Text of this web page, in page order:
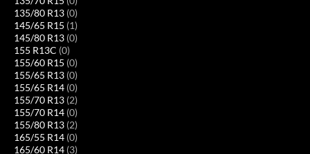
135/80 R13 (0)
145/65 R15 (1)
145/80 R13 (0)
155 R13C (0)
155/60 R15 (0)
155/65 R13 (0)
155/65 R14 (0)
155/70 R13 (2)
155/70 R14 (0)
155/80 R13 (2)
165/55 R14 (0)
165/60 R14 (3)